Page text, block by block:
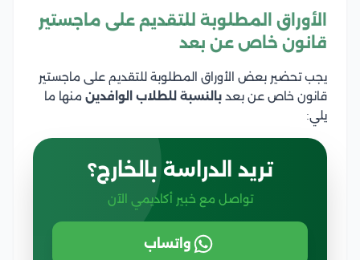
الأوراق المطلوبة للتقديم على ماجستير
قانون خاص عن بعد
يجب تحضير بعض الأوراق المطلوبة للتقديم على ماجستير
قانون خاص عن بعد بالنسبة للطلاب الوافدين منها ما
يلي:
تريد الدراسة بالخارج؟
تواصل مع خبير أكاديمي الآن
واتساب